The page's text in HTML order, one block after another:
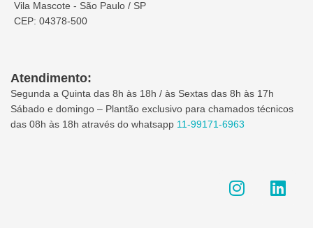
Vila Mascote - São Paulo / SP
CEP: 04378-500
Atendimento:
Segunda a Quinta das 8h às 18h / às Sextas das 8h às 17h
Sábado e domingo – Plantão exclusivo para chamados técnicos
das 08h às 18h através do whatsapp 11-99171-6963
n i